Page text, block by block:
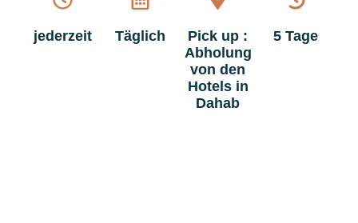
jederzeit Täglich
Pick up :
Abholung
von den
Hotels in
Dahab
5 Tage